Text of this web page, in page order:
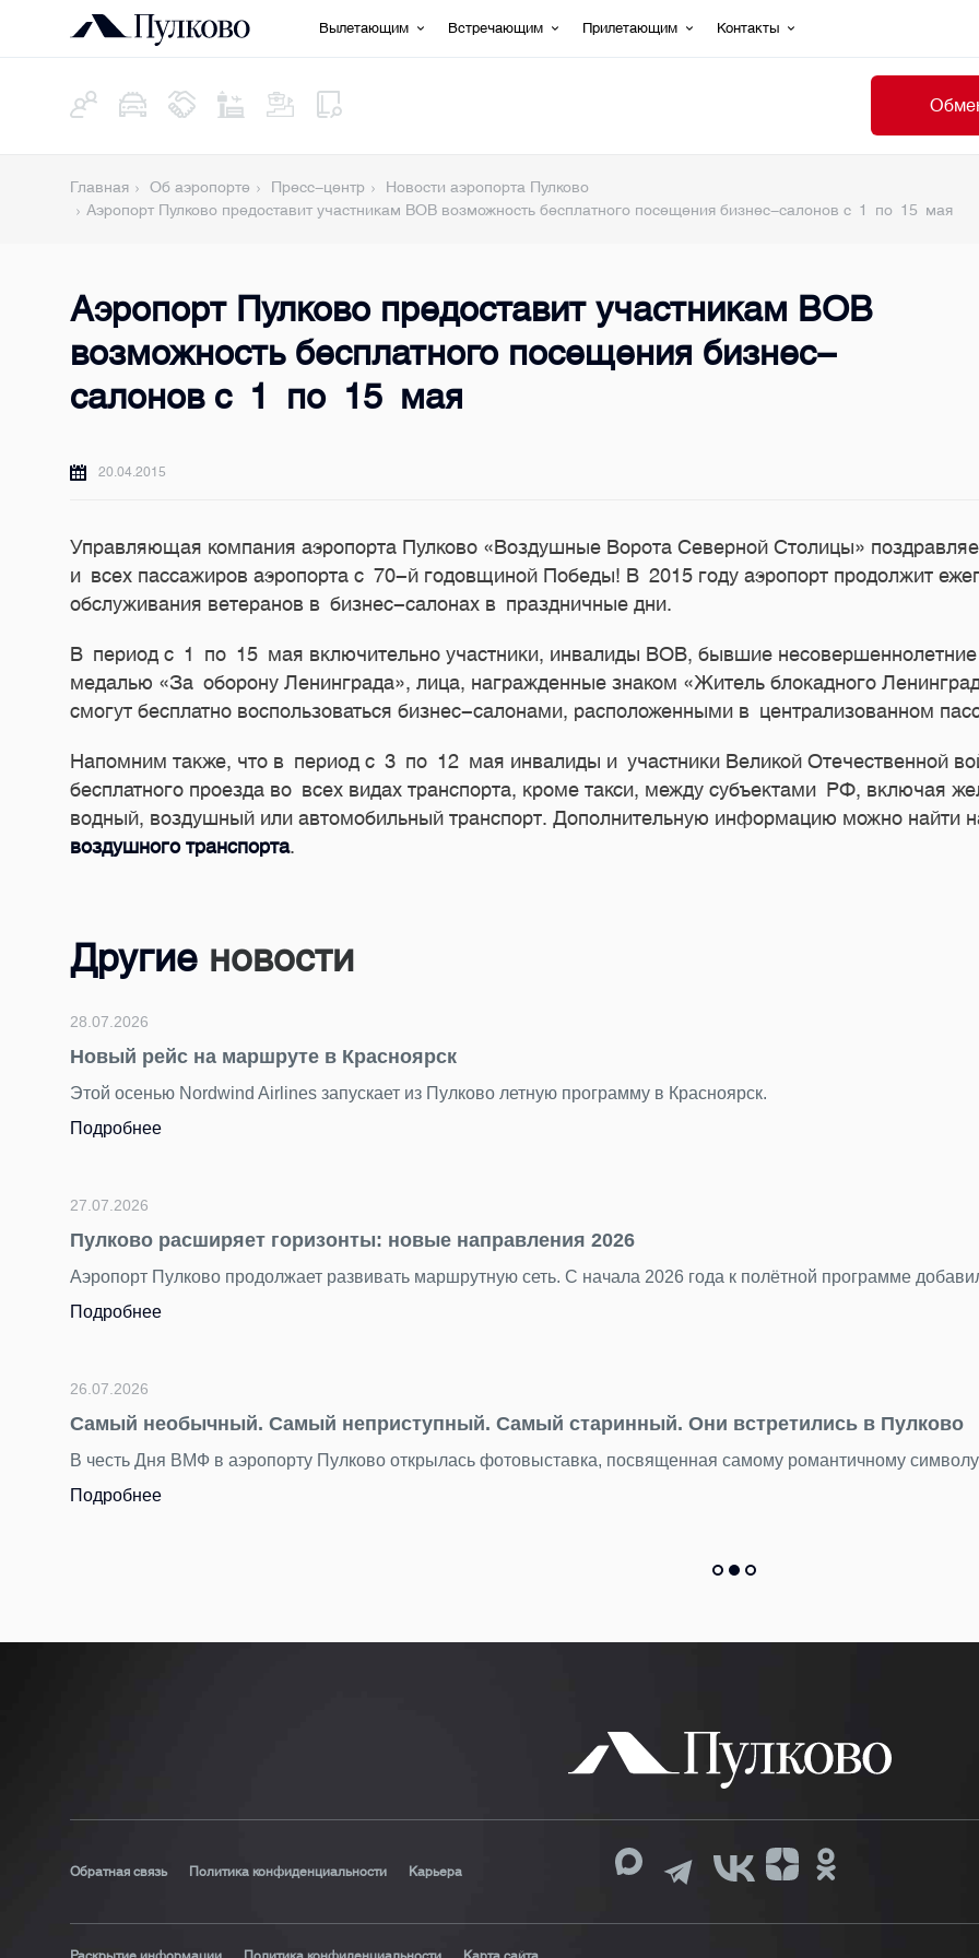
Вылетающим Встречающим Прилетающим Контакты
Главная Об аэропорте Пресс-центр
Новости аэропорта Пулково
Аэропорт Пулково предоставит участникам ВОВ возможность бесплатного посещения бизнес-салонов с 1 по 15 мая
Аэропорт Пулково предоставит участникам ВОВ
возможность бесплатного посещения бизнес-
салонов с 1 по 15 мая
20.04.2015
Управляющая компания аэропорта Пулково «Воздушные Ворота Северной Столицы»
и всех пассажиров аэропорта с 70-й годовщиной Победы! В 2015 году аэропорт продолжит
обслуживания ветеранов в бизнес-салонах в праздничные дни.
В период с 1 по 15 мая включительно участники, инвалиды ВОВ, бывшие
медалью «За оборону Ленинграда», лица, награжденные знаком «Житель блокадного
смогут бесплатно воспользоваться бизнес-салонами, расположенными в централизованном
Напомним также, что в период с 3 по 12 мая инвалиды и участники Великой Отечественной
бесплатного проезда во всех видах транспорта, кроме такси, между субъектами РФ, включая
водный, воздушный или автомобильный транспорт. Дополнительную информацию можно найти
воздушного транспорта.
Другие новости
28.07.2026
Новый рейс на маршруте в Красноярск
Этой осенью Nordwind Airlines запускает из Пулково летную программу в Красноярск.
Подробнее
27.07.2026
Пулково расширяет горизонты: новые направления 2026
Аэропорт Пулково продолжает развивать маршрутную сеть. С начала 2026 года к полётной программе
Подробнее
26.07.2026
Самый необычный. Самый неприступный. Самый старинный. Они встретились в Пулково
В честь Дня ВМФ в аэропорту Пулково открылась фотовыставка, посвященная самому романтичному
Подробнее
Обратная связь Политика конфиденциальности Карьера